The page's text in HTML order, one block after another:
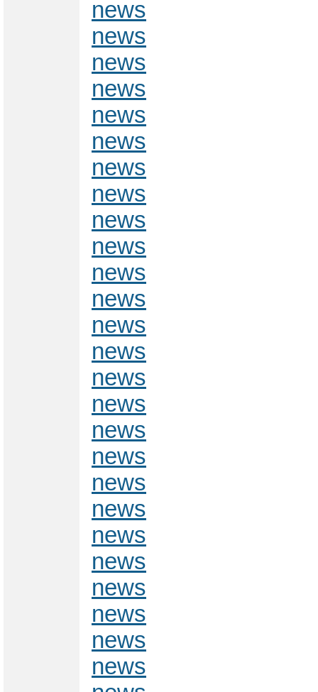
news
news
news
news
news
news
news
news
news
news
news
news
news
news
news
news
news
news
news
news
news
news
news
news
news
news